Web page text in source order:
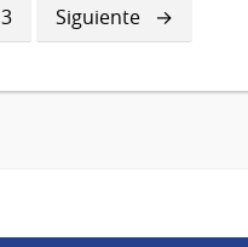
Página
3
Siguiente
página
Siguiente